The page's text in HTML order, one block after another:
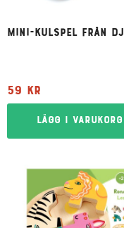
Mini-kulspel från
59 kr
Lägg i varukorg